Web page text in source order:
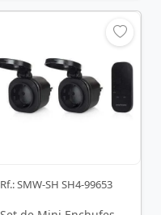
Rf.: SMW-SH SH4-99653